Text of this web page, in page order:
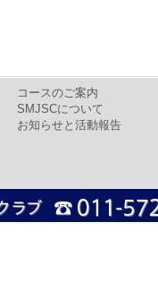
コースのご案内
SMJSCについて
お知らせと活動報告